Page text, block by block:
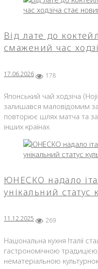
Від лате до
смажений час
17.06.2026 178
Японський чай ходзіча
залишався маловідомим
повторює шлях матча та
інших країнах.
ЮНЕСКО надало
унікальний статус
11.12.2025 269
Національна кухня Італії
гастрономічною
нематеріальною